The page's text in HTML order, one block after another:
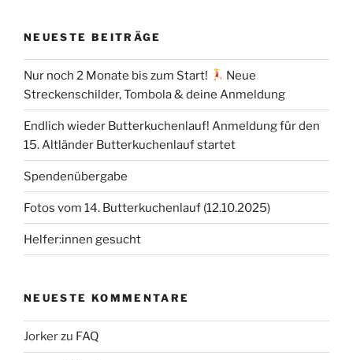
NEUESTE BEITRÄGE
Nur noch 2 Monate bis zum Start!
Neue
Streckenschilder, Tombola & deine Anmeldung
Endlich wieder Butterkuchenlauf! Anmeldung für den
15. Altländer Butterkuchenlauf startet
Spendenübergabe
Fotos vom 14. Butterkuchenlauf (12.10.2025)
Helfer:innen gesucht
NEUESTE KOMMENTARE
Jorkerzu FAQ